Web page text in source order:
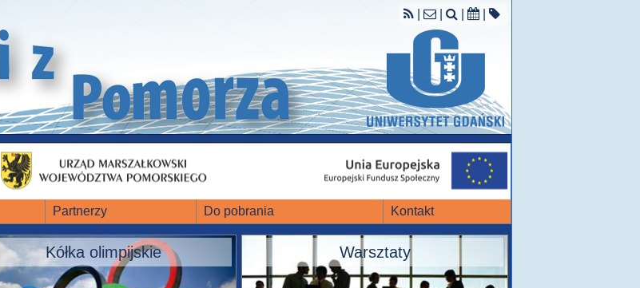
Partnerzy Do pobrania Kontakt
Kółka olimpijskie Warsztaty